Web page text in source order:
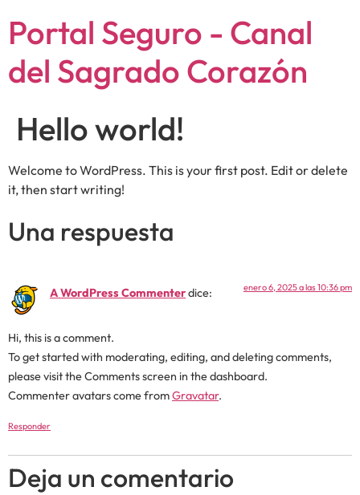
Portal Seguro - Canal
del Sagrado Corazón
Hello world!
Welcome to WordPress. This is your first post. Edit or delete
it, then start writing!
Una respuesta
A WordPress Commenterdice: enero 6, 2025 a las 10:36 pm
Hi, this is a comment.
To get started with moderating, editing, and deleting comments,
please visit the Comments screen in the dashboard.
Commenter avatars come fromGravatar.
Responder
Deja un comentario